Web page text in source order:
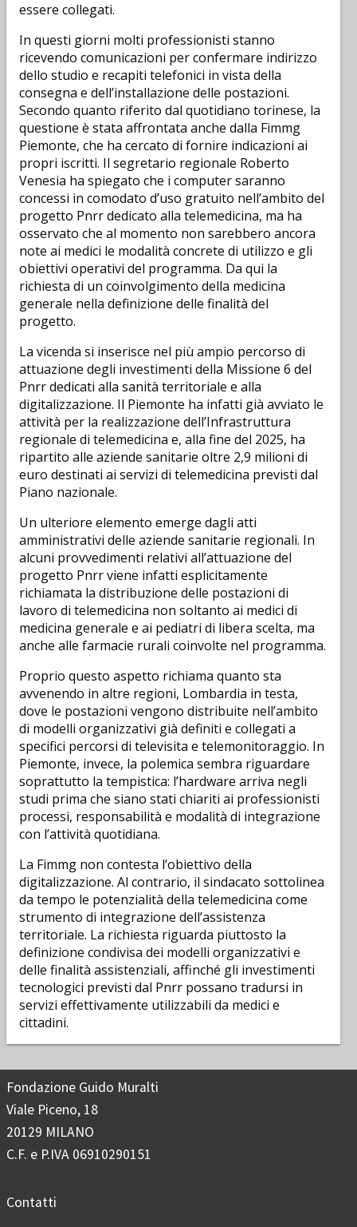
essere collegati.
In questi giorni molti professionisti stanno
ricevendo comunicazioni per confermare indirizzo
dello studio e recapiti telefonici in vista della
consegna e dell’installazione delle postazioni.
Secondo quanto riferito dal quotidiano torinese, la
questione è stata affrontata anche dalla Fimmg
Piemonte, che ha cercato di fornire indicazioni ai
propri iscritti. Il segretario regionale Roberto
Venesia ha spiegato che i computer saranno
concessi in comodato d’uso gratuito nell’ambito del
progetto Pnrr dedicato alla telemedicina, ma ha
osservato che al momento non sarebbero ancora
note ai medici le modalità concrete di utilizzo e gli
obiettivi operativi del programma. Da qui la
richiesta di un coinvolgimento della medicina
generale nella definizione delle finalità del
progetto.
La vicenda si inserisce nel più ampio percorso di
attuazione degli investimenti della Missione 6 del
Pnrr dedicati alla sanità territoriale e alla
digitalizzazione. Il Piemonte ha infatti già avviato le
attività per la realizzazione dell’Infrastruttura
regionale di telemedicina e, alla fine del 2025, ha
ripartito alle aziende sanitarie oltre 2,9 milioni di
euro destinati ai servizi di telemedicina previsti dal
Piano nazionale.
Un ulteriore elemento emerge dagli atti
amministrativi delle aziende sanitarie regionali. In
alcuni provvedimenti relativi all’attuazione del
progetto Pnrr viene infatti esplicitamente
richiamata la distribuzione delle postazioni di
lavoro di telemedicina non soltanto ai medici di
medicina generale e ai pediatri di libera scelta, ma
anche alle farmacie rurali coinvolte nel programma.
Proprio questo aspetto richiama quanto sta
avvenendo in altre regioni, Lombardia in testa,
dove le postazioni vengono distribuite nell’ambito
di modelli organizzativi già definiti e collegati a
specifici percorsi di televisita e telemonitoraggio. In
Piemonte, invece, la polemica sembra riguardare
soprattutto la tempistica: l’hardware arriva negli
studi prima che siano stati chiariti ai professionisti
processi, responsabilità e modalità di integrazione
con l’attività quotidiana.
La Fimmg non contesta l’obiettivo della
digitalizzazione. Al contrario, il sindacato sottolinea
da tempo le potenzialità della telemedicina come
strumento di integrazione dell’assistenza
territoriale. La richiesta riguarda piuttosto la
definizione condivisa dei modelli organizzativi e
delle finalità assistenziali, affinché gli investimenti
tecnologici previsti dal Pnrr possano tradursi in
servizi effettivamente utilizzabili da medici e
cittadini.
Fondazione Guido Muralti
Viale Piceno, 18
20129 MILANO
C.F. e P.IVA 06910290151
Contatti